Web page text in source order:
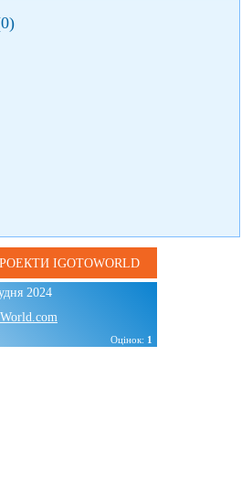
0)
IGOTOWORLD
2024
Оцінок: 1